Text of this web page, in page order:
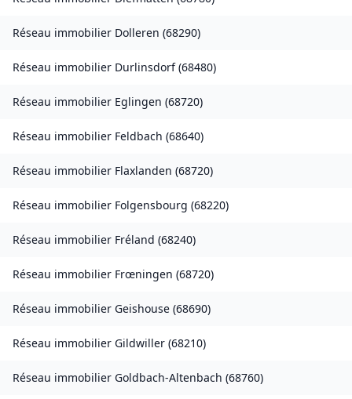
Réseau immobilier Dolleren (68290)
Réseau immobilier Durlinsdorf(68480)
Réseau immobilier Eglingen (68720)
Réseau immobilier Feldbach (68640)
Réseau immobilier Flaxlanden (68720)
Réseau immobilier Folgensbourg (68220)
Réseau immobilier Fréland (68240)
Réseau immobilier Frœningen (68720)
Réseau immobilier Geishouse (68690)
Réseau immobilier Gildwiller (68210)
Réseau immobilier Goldbach-Altenbach (68760)